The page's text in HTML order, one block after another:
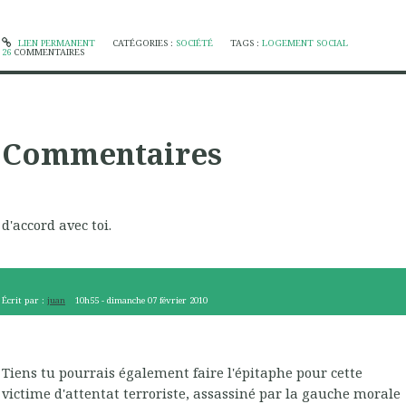
LIEN PERMANENT CATÉGORIES : SOCIÉTÉ TAGS :LOGEMENT SOCIAL
26 COMMENTAIRES
Commentaires
d'accord avec toi.
Écrit par : juan 10h55 -dimanche 07 février 2010
Tiens tu pourrais également faire l'épitaphe pour cette
victime d'attentat terroriste, assassiné par la gauche morale